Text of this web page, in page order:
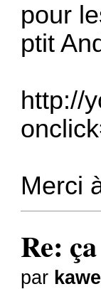
pour
ptit
http://
Merci
Re:
par